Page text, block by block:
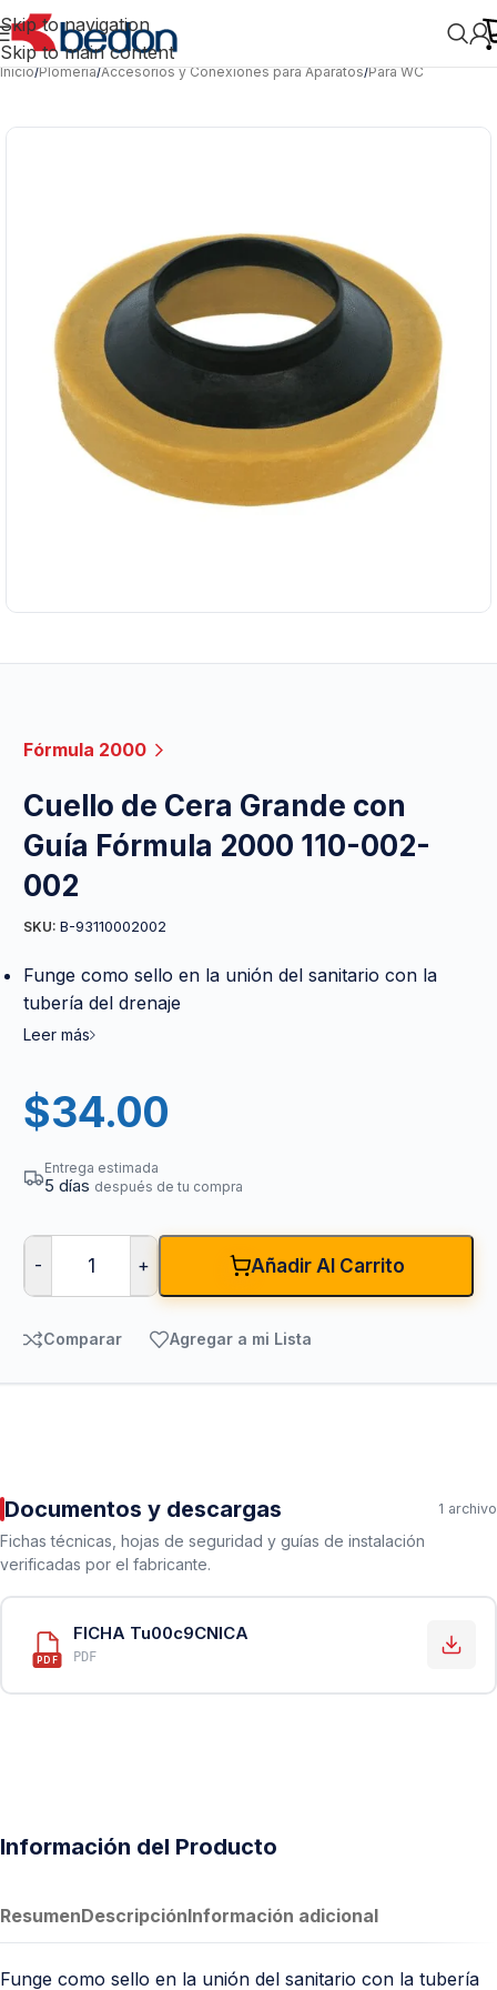
Skip to navigation
Skip to main content
Inicio/Plomería/Accesorios y Conexiones para Aparatos/Para WC
Fórmula 2000
Cuello de Cera Grande con
Guía Fórmula 2000 110-002-
002
SKU: B-93110002002
Funge como sello en la unión del sanitario con la
tubería del drenaje
Leer más
$34.00
Entrega estimada
5 días después de tu compra
- + Añadir Al Carrito
Comparar Agregar a mi Lista
Documentos y descargas 1 archivo
Fichas técnicas, hojas de seguridad y guías de instalación
verificadas por el fabricante.
PDF
FICHA Tu00c9CNICA
PDF
Información del Producto
ResumenDescripciónInformación adicional
Funge como sello en la unión del sanitario con la tubería